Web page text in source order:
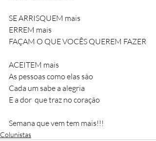
SE ARRISQUEM mais
ERREM mais
FAÇAM O QUE VOCÊS QUEREM FAZER
ACEITEM mais
As pessoas como elas são
Cada um sabe a alegria
E a dor  que traz no coração
Semana que vem tem mais!!!
Colunistas